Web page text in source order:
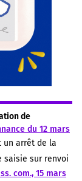
de
du 12 mars
un arrêt de la
saisie sur renvoi
com., 15 mars